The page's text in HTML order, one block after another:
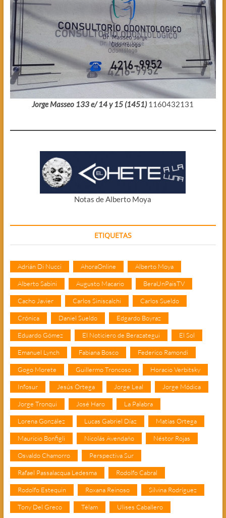
Jorge Masseo 133 e/ 14 y 15 (1451) 1160432131
Notas de Alberto Moya
ETIQUETAS
Adrián Di Nucci AhoraOnline Alberto Moya
Alberto Sabini Augusto Macario BeraUnPaisTV
Cacho Javier Carlos Siniscalchi Carlos Sueldo
Crónica Daniel Sueldo Edgardo Boyraz
Eduardo Gómez El Noticiero de Berazategui El Sol
Emanuel Lynch Fabiana Bosco Federico Ramondi
Gogo Morete Guillermo Troncoso Horacio Verbitsky
Infosur Jesús Ortega Jorge Leal Jorge Módica
Jorge Tronqui José Haro La Palabra
Lorena González Lucas Gabriel Díaz Matías Ortega
Mauricio Bonfigli Nicolás Avendaño Néstor Rojas
Osvaldo Chamorro Perspectiva Sur
Rafael Passalacqua Ledesma Rodolfo Cabral
Rodolfo Estequin Roxana Reinoso Silvina Rodríguez
Tony Del Greco Télam Ulises Caballero